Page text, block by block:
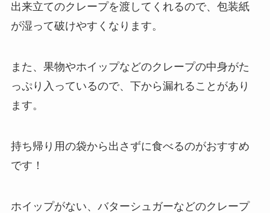
出来立てのクレープを渡してくれるので、包装紙
が湿って破けやすくなります。
また、果物やホイップなどのクレープの中身がた
っぷり入っているので、下から漏れることがあり
ます。
持ち帰り用の袋から出さずに食べるのがおすすめ
です！
ホイップがない、バターシュガーなどのクレープ